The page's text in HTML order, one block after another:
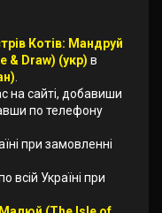
Котів: Мандруй
& Draw) (укр) в
сайті, добавиши
по телефону
при замовленні
всій Україні при